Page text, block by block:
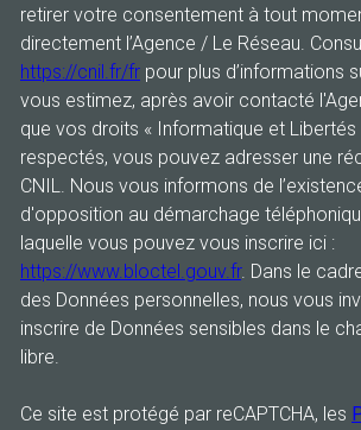
retirer votre consentement à tout
directement l’Agence / Le Réseau.
https://cnil.fr/fr pour plus d’informations
vous estimez, après avoir contacté
que vos droits « Informatique et Libertés
respectés, vous pouvez adresser une
CNIL. Nous vous informons de
d'opposition au démarchage
laquelle vous pouvez vous inscrire ici :
https://www.bloctel.gouv.fr. Dans le
des Données personnelles, nous vous
inscrire de Données sensibles dans le
libre.
Ce site est protégé par reCAPTCHA, les